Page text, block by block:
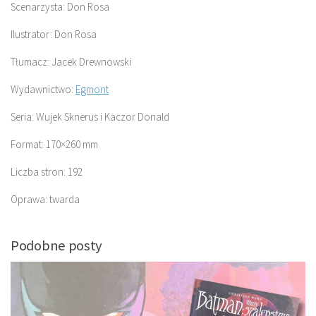
Scenarzysta: Don Rosa
Ilustrator: Don Rosa
Tłumacz: Jacek Drewnowski
Wydawnictwo: Egmont
Seria: Wujek Sknerus i Kaczor Donald
Format: 170×260 mm
Liczba stron: 192
Oprawa: twarda
Podobne posty